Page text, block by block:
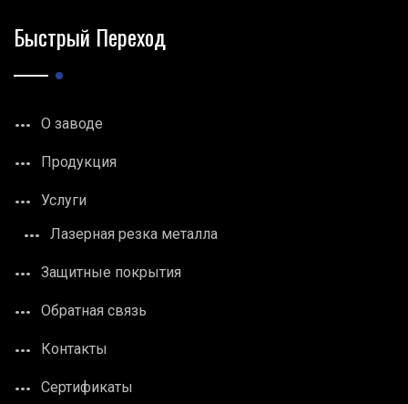
Быстрый Переход
О заводе
Продукция
Услуги
Лазерная резка металла
Защитные покрытия
Обратная связь
Контакты
Сертификаты